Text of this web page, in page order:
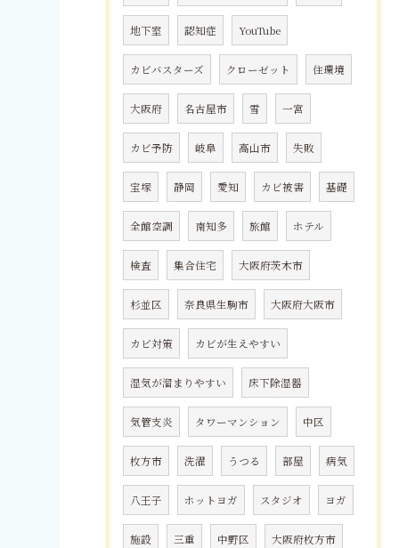
地下室 認知症 YouTube
カビバスターズ クローゼット 住環境
大阪府 名古屋市 雪 一宮
カビ予防 岐阜 高山市 失敗
宝塚 静岡 愛知 カビ被害 基礎
全館空調 南知多 旅館 ホテル
検査 集合住宅 大阪府茨木市
杉並区 奈良県生駒市 大阪府大阪市
カビ対策 カビが生えやすい
湿気が溜まりやすい 床下除湿器
気管支炎 タワーマンション 中区
枚方市 洗濯 うつる 部屋 病気
八王子 ホットヨガ スタジオ ヨガ
施設 三重 中野区 大阪府枚方市